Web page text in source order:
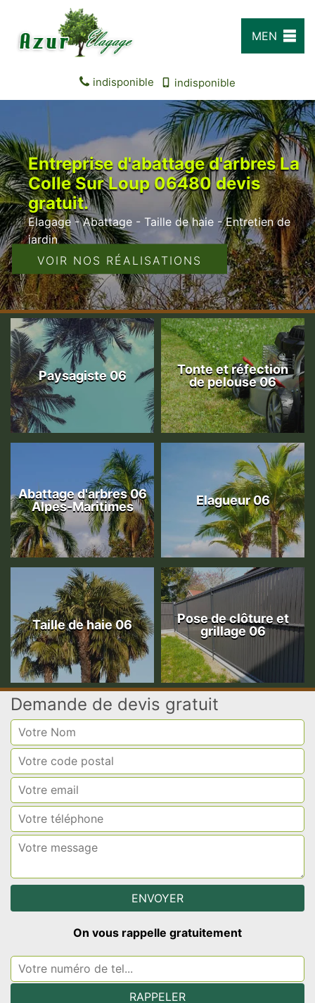
MEN
indisponible indisponible
Entreprise d'abattage d'arbres La
Colle Sur Loup 06480 devis
gratuit.
Elagage - Abattage - Taille de haie - Entretien de
jardin
VOIR NOS RÉALISATIONS
Paysagiste 06
Tonte et réfection
de pelouse 06
Abattage d'arbres 06
Alpes-Maritimes
Elagueur 06
Taille de haie 06
Pose de clôture et
grillage 06
Demande de devis gratuit
On vous rappelle gratuitement